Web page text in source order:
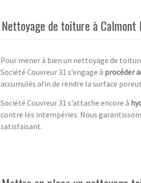
Nettoyage de toiture à Calmont
Pour mener à bien un nettoyage de
Société Couvreur 31 s’engage à procéder
accumulés afin de rendre la surface
Société Couvreur 31 s’attache encore à
contre les intempéries. Nous
satisfaisant.